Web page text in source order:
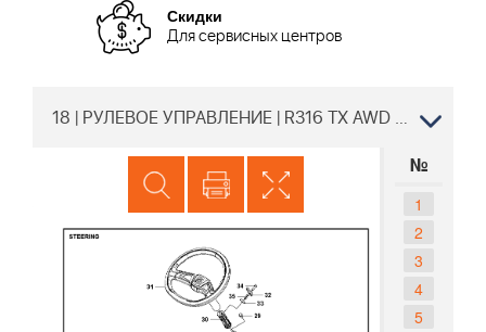
Скидки
Для сервисных центров
18 | РУЛЕВОЕ УПРАВЛЕНИЕ | R316 TX AWD Райдер Хускварна | PNC 970542801
№
1
2
3
4
5